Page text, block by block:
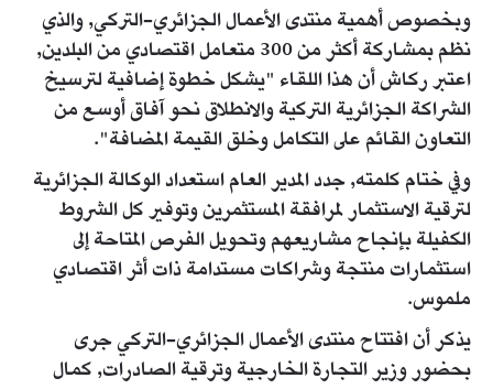
وبخصوص أهمية منتدى الأعمال الجزائري-التركي, والذي
نظم بمشاركة أكثر من 300 متعامل اقتصادي من البلدين,
اعتبر ركاش أن هذا اللقاء "يشكل خطوة إضافية لترسيخ
الشراكة الجزائرية التركية والانطلاق نحو آفاق أوسع من
التعاون القائم على التكامل وخلق القيمة المضافة".
وفي ختام كلمته, جدد المدير العام استعداد الوكالة الجزائرية
لترقية الاستثمار لمرافقة المستثمرين وتوفير كل الشروط
الكفيلة بإنجاح مشاريعهم وتحويل الفرص المتاحة إلى
استثمارات منتجة وشراكات مستدامة ذات أثر اقتصادي
ملموس.
يذكر أن افتتاح منتدى الأعمال الجزائري-التركي جرى
بحضور وزير التجارة الخارجية وترقية الصادرات, كمال